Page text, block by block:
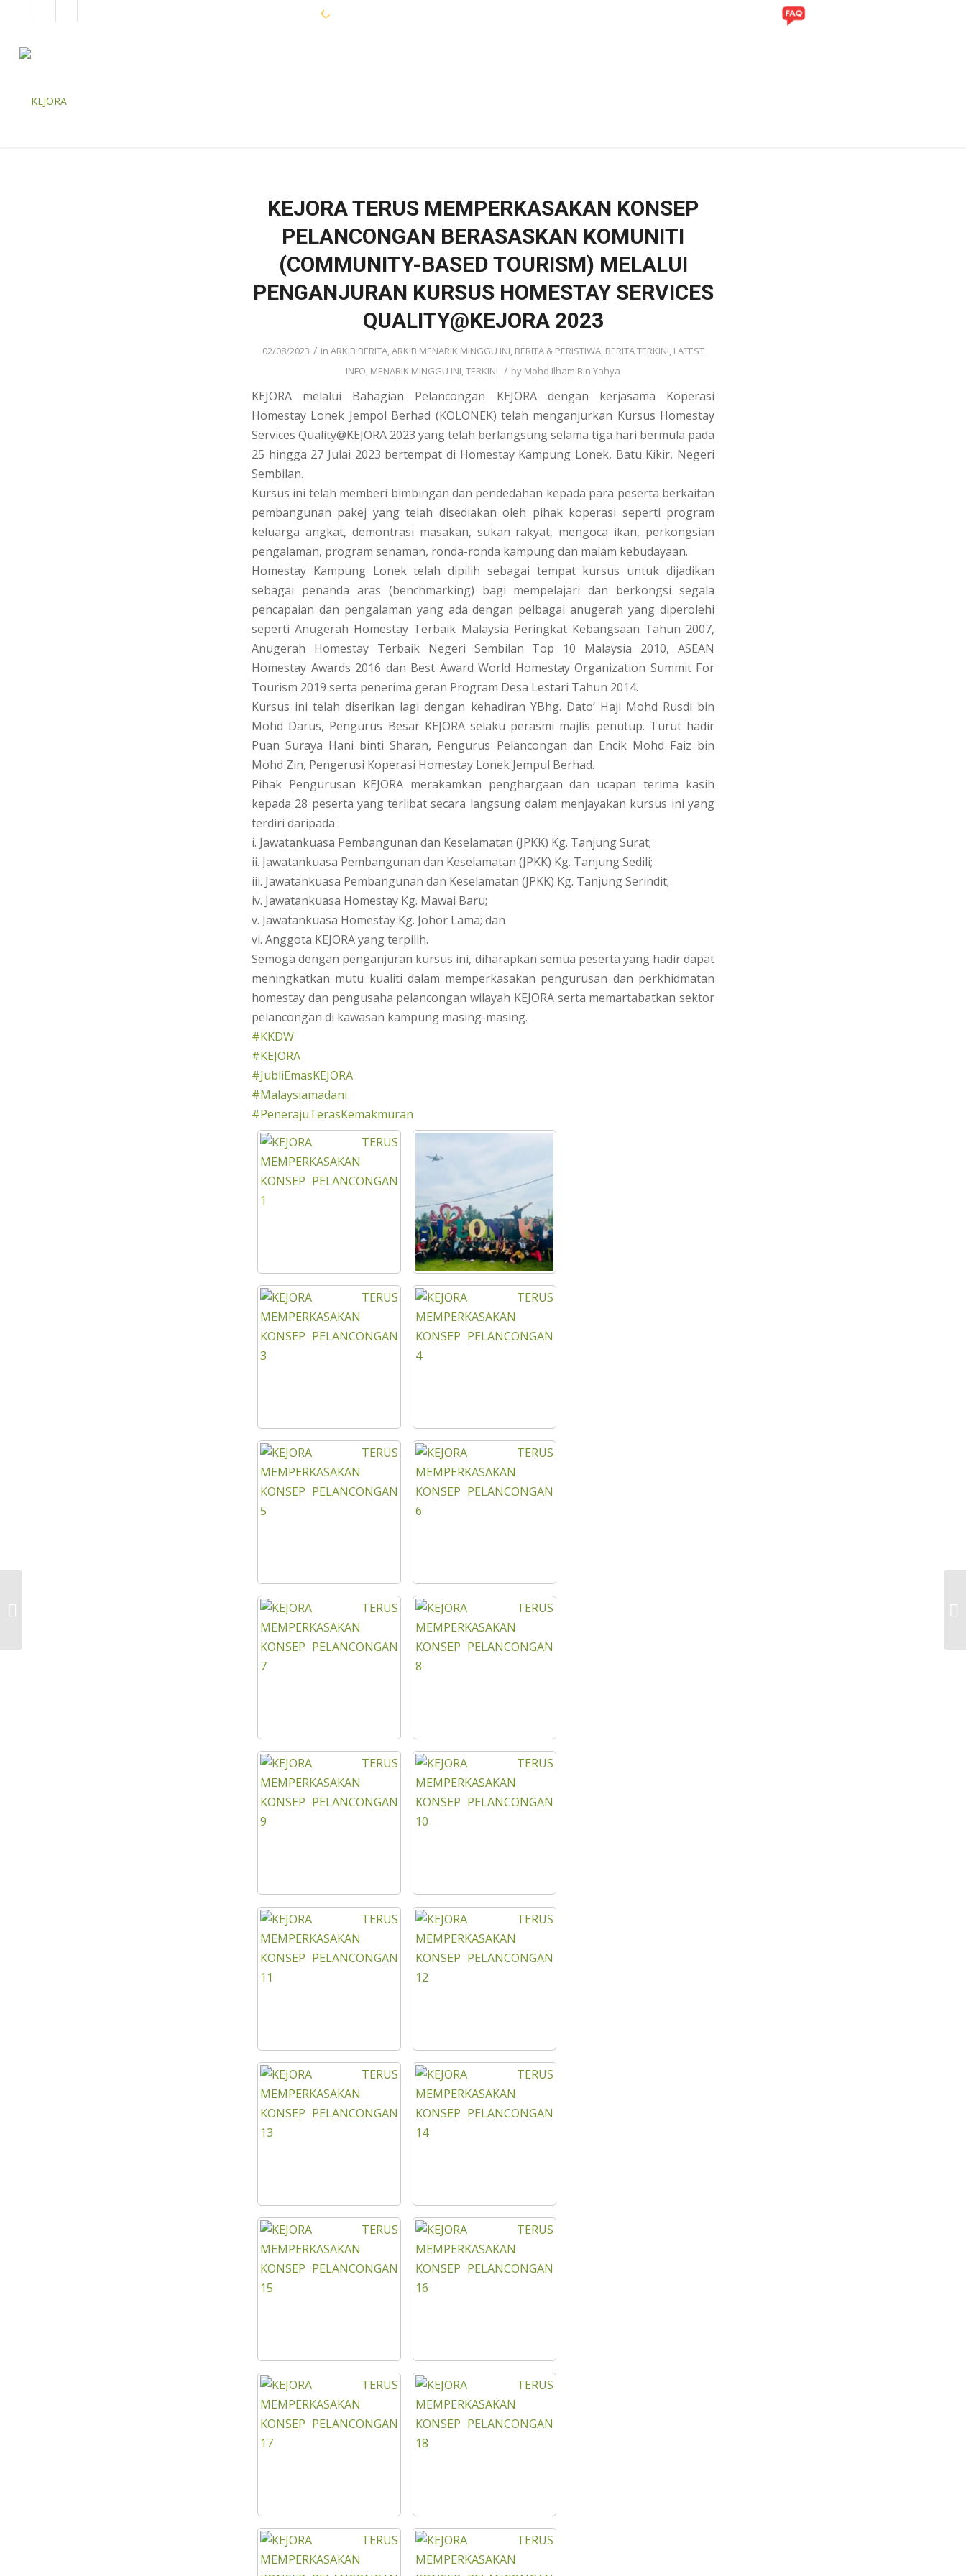
KEJORA TERUS MEMPERKASAKAN KONSEP
PELANCONGAN BERASASKAN KOMUNITI
(COMMUNITY-BASED TOURISM) MELALUI
PENGANJURAN KURSUS HOMESTAY SERVICES
QUALITY@KEJORA 2023
02/08/2023 / in ARKIB BERITA,ARKIB MENARIK MINGGU INI, BERITA & PERISTIWA, BERITA TERKINI, LATEST
INFO, MENARIK MINGGU INI,TERKINI / by Mohd Ilham Bin Yahya
KEJORA melalui Bahagian Pelancongan KEJORA dengan kerjasama Koperasi
Homestay Lonek Jempol Berhad (KOLONEK) telah menganjurkan Kursus Homestay
Services Quality@KEJORA 2023 yang telah berlangsung selama tiga hari bermula pada
25 hingga 27 Julai 2023 bertempat di Homestay Kampung Lonek, Batu Kikir, Negeri
Sembilan.
Kursus ini telah memberi bimbingan dan pendedahan kepada para peserta berkaitan
pembangunan pakej yang telah disediakan oleh pihak koperasi seperti program
keluarga angkat, demontrasi masakan, sukan rakyat, mengoca ikan, perkongsian
pengalaman, program senaman, ronda-ronda kampung dan malam kebudayaan.
Homestay Kampung Lonek telah dipilih sebagai tempat kursus untuk dijadikan
sebagai penanda aras (benchmarking) bagi mempelajari dan berkongsi segala
pencapaian dan pengalaman yang ada dengan pelbagai anugerah yang diperolehi
seperti Anugerah Homestay Terbaik Malaysia Peringkat Kebangsaan Tahun 2007,
Anugerah Homestay Terbaik Negeri Sembilan Top 10 Malaysia 2010, ASEAN
Homestay Awards 2016 dan Best Award World Homestay Organization Summit For
Tourism 2019 serta penerima geran Program Desa Lestari Tahun 2014.
Kursus ini telah diserikan lagi dengan kehadiran YBhg. Dato’ Haji Mohd Rusdi bin
Mohd Darus, Pengurus Besar KEJORA selaku perasmi majlis penutup. Turut hadir
Puan Suraya Hani binti Sharan, Pengurus Pelancongan dan Encik Mohd Faiz bin
Mohd Zin, Pengerusi Koperasi Homestay Lonek Jempul Berhad.
Pihak Pengurusan KEJORA merakamkan penghargaan dan ucapan terima kasih
kepada 28 peserta yang terlibat secara langsung dalam menjayakan kursus ini yang
terdiri daripada :
i. Jawatankuasa Pembangunan dan Keselamatan (JPKK) Kg. Tanjung Surat;
ii. Jawatankuasa Pembangunan dan Keselamatan (JPKK) Kg. Tanjung Sedili;
iii. Jawatankuasa Pembangunan dan Keselamatan (JPKK) Kg. Tanjung Serindit;
iv. Jawatankuasa Homestay Kg. Mawai Baru;
v. Jawatankuasa Homestay Kg. Johor Lama; dan
vi. Anggota KEJORA yang terpilih.
Semoga dengan penganjuran kursus ini, diharapkan semua peserta yang hadir dapat
meningkatkan mutu kualiti dalam memperkasakan pengurusan dan perkhidmatan
homestay dan pengusaha pelancongan wilayah KEJORA serta memartabatkan sektor
pelancongan di kawasan kampung masing-masing.
#KKDW
#KEJORA
#JubliEmasKEJORA
#Malaysiamadani
#PenerajuTerasKemakmuran